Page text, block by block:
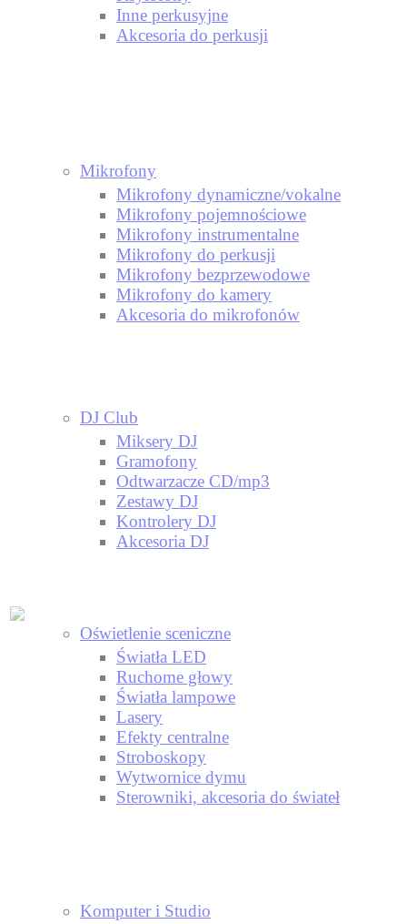
Inne perkusyjne
Akcesoria do perkusji
Mikrofony
Mikrofony dynamiczne/vokalne
Mikrofony pojemnościowe
Mikrofony instrumentalne
Mikrofony do perkusji
Mikrofony bezprzewodowe
Mikrofony do kamery
Akcesoria do mikrofonów
DJ Club
Miksery DJ
Gramofony
Odtwarzacze CD/mp3
Zestawy DJ
Kontrolery DJ
Akcesoria DJ
Oświetlenie sceniczne
Światła LED
Ruchome głowy
Światła lampowe
Lasery
Efekty centralne
Stroboskopy
Wytwornice dymu
Sterowniki, akcesoria do świateł
Komputer i Studio